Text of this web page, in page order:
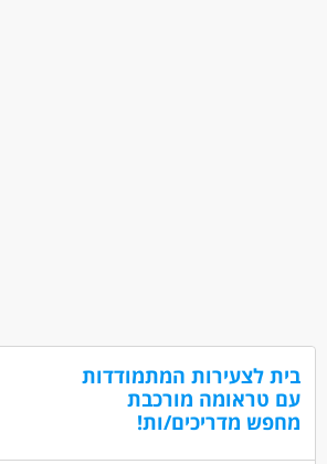
בית לצעירות המתמודדות
עם טראומה מורכבת
מחפש מדריכים/ות!